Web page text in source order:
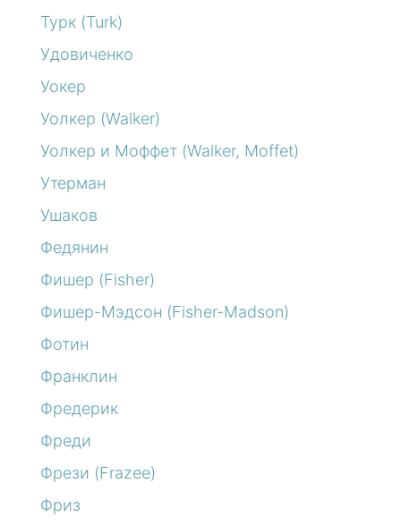
Турк (Turk)
Удовиченко
Уокер
Уолкер (Walker)
Уолкер и Моффет (Walker, Moffet)
Утерман
Ушаков
Федянин
Фишер (Fisher)
Фишер-Мэдсон (Fisher-Madson)
Фотин
Франклин
Фредерик
Фреди
Фрези (Frazee)
Фриз